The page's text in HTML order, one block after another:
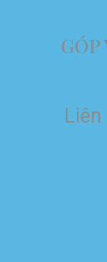
Liên